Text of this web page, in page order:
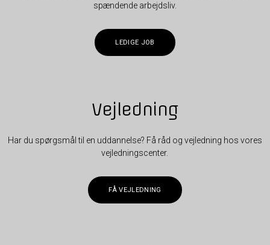
spændende arbejdsliv.
LEDIGE JOB
Vejledning
Har du spørgsmål til en uddannelse? Få råd og vejledning hos vores
vejledningscenter.
FÅ VEJLEDNING